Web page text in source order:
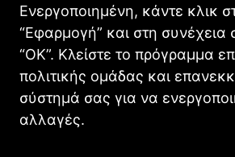
Ενεργοποιημένη, κάντε κλικ
“Εφαρμογή” και στη συνέχεια
“OK”. Κλείστε το πρόγραμμα
πολιτικής ομάδας και
σύστημά σας για να
αλλαγές.